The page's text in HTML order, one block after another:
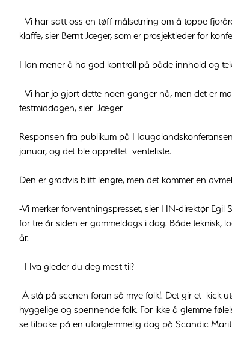
- Vi har satt oss en tøff målsetning om å toppe
klaffe, sier Bernt Jæger, som er prosjektleder for
Han mener å ha god kontroll på både innhold og
- Vi har jo gjort dette noen ganger nå, men det er
festmiddagen, sier Jæger
Responsen fra publikum på
januar, og det ble opprettet venteliste.
Den er gradvis blitt lengre, men det kommer en
-Vi merker forventningspresset, sier HN-direktør
for tre år siden er gammeldags i dag. Både teknisk,
år.
- Hva gleder du deg mest til?
-Å stå på scenen foran så mye folk!. Det gir et kick
hyggelige og spennende folk. For ikke å glemme
se tilbake på en uforglemmelig dag på Scandic